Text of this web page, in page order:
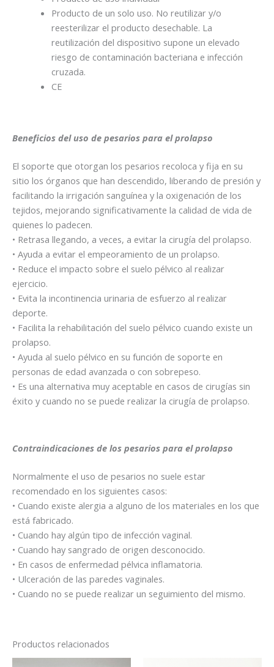
Producto de un solo uso. No reutilizar y/o
reesterilizar el producto desechable. La
reutilización del dispositivo supone un elevado
riesgo de contaminación bacteriana e infección
cruzada.
CE
Beneficios del uso de pesarios para el prolapso
El soporte que otorgan los pesarios recoloca y fija en su
sitio los órganos que han descendido, liberando de presión y
facilitando la irrigación sanguínea y la oxigenación de los
tejidos, mejorando significativamente la calidad de vida de
quienes lo padecen.
• Retrasa llegando, a veces, a evitar la cirugía del prolapso.
• Ayuda a evitar el empeoramiento de un prolapso.
• Reduce el impacto sobre el suelo pélvico al realizar
ejercicio.
• Evita la incontinencia urinaria de esfuerzo al realizar
deporte.
• Facilita la rehabilitación del suelo pélvico cuando existe un
prolapso.
• Ayuda al suelo pélvico en su función de soporte en
personas de edad avanzada o con sobrepeso.
• Es una alternativa muy aceptable en casos de cirugías sin
éxito y cuando no se puede realizar la cirugía de prolapso.
Contraindicaciones de los pesarios para el prolapso
Normalmente el uso de pesarios no suele estar
recomendado en los siguientes casos:
• Cuando existe alergia a alguno de los materiales en los que
está fabricado.
• Cuando hay algún tipo de infección vaginal.
• Cuando hay sangrado de origen desconocido.
• En casos de enfermedad pélvica inflamatoria.
• Ulceración de las paredes vaginales.
• Cuando no se puede realizar un seguimiento del mismo.
Productos relacionados